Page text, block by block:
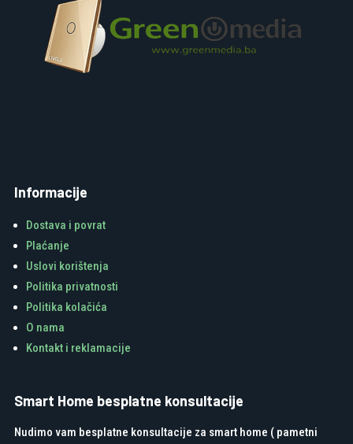
Informacije
Dostava i povrat
Plaćanje
Uslovi korištenja
Politika privatnosti
Politika kolačića
O nama
Kontakt i reklamacije
Smart Home besplatne konsultacije
Nudimo vam besplatne konsultacije za smart home ( pametni